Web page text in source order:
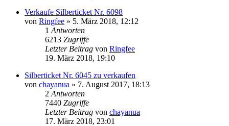
Verkaufe Silberticket Nr. 6098
von Ringfee » 5. März 2018, 12:12
1 Antworten
6213 Zugriffe
Letzter Beitrag von Ringfee
19. März 2018, 19:10
Silberticket Nr. 6045 zu verkaufen
von chayanua » 7. August 2017, 18:13
2 Antworten
7440 Zugriffe
Letzter Beitrag von chayanua
17. März 2018, 23:01